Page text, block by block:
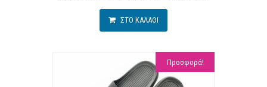
ΣΤΟ ΚΑΛΑΘΙ
Προσφορά!